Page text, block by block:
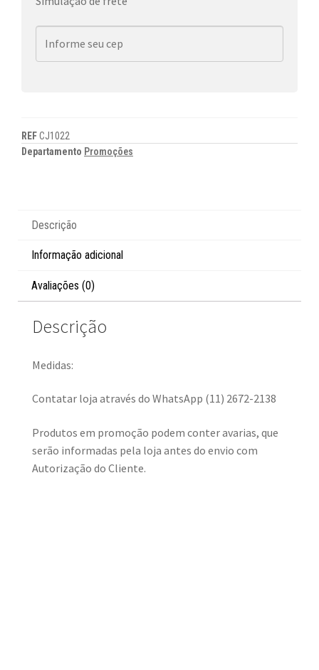
REFCJ1022
Departamento Promoções
Descrição
Informação adicional
Avaliações (0)
Descrição
Medidas:
Contatar loja através do WhatsApp (11) 2672-2138
Produtos em promoção podem conter avarias, que
serão informadas pela loja antes do envio com
Autorização do Cliente.